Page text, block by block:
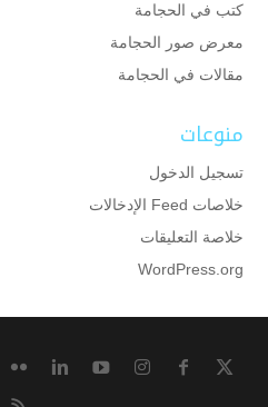
كتب في الحجامة
معرض صور الحجامة
مقالات في الحجامة
منوعات
تسجيل الدخول
خلاصات Feed الإدخالات
خلاصة التعليقات
WordPress.org